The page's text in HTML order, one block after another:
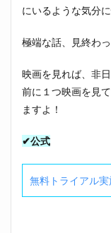
にいるような気分
極端な話、見終わ
映画を見れば、非
前に１つ映画を見
ますよ！
✔公式
無料トライアル